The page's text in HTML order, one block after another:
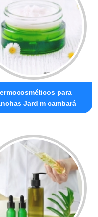
para
Jardim cambará